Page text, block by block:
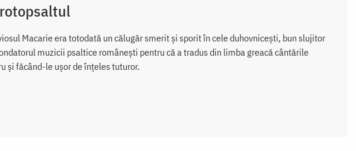
Macarie era totodată un călugăr smerit şi sporit în cele duhovniceşti, bun slujitor
muzicii psaltice românești pentru că a tradus din limba greacă cântările
și făcând-le ușor de înțeles tuturor.